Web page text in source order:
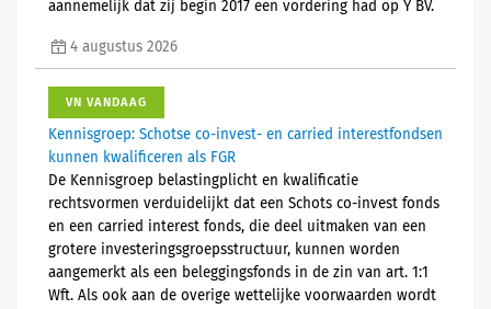
aannemelijk dat zij begin 2017 een vordering had op Y BV.
4 augustus 2026
VN VANDAAG
Kennisgroep: Schotse co-invest- en carried interestfondsen
kunnen kwalificeren als FGR
De Kennisgroep belastingplicht en kwalificatie
rechtsvormen verduidelijkt dat een Schots co-invest fonds
en een carried interest fonds, die deel uitmaken van een
grotere investeringsgroepsstructuur, kunnen worden
aangemerkt als een beleggingsfonds in de zin van art. 1:1
Wft. Als ook aan de overige wettelijke voorwaarden wordt